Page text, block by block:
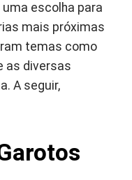
escolha para
mais próximas
temas como
as diversas
A seguir,